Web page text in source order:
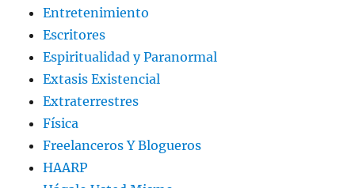
Entretenimiento
Escritores
Espiritualidad y Paranormal
Extasis Existencial
Extraterrestres
Física
Freelanceros Y Blogueros
HAARP